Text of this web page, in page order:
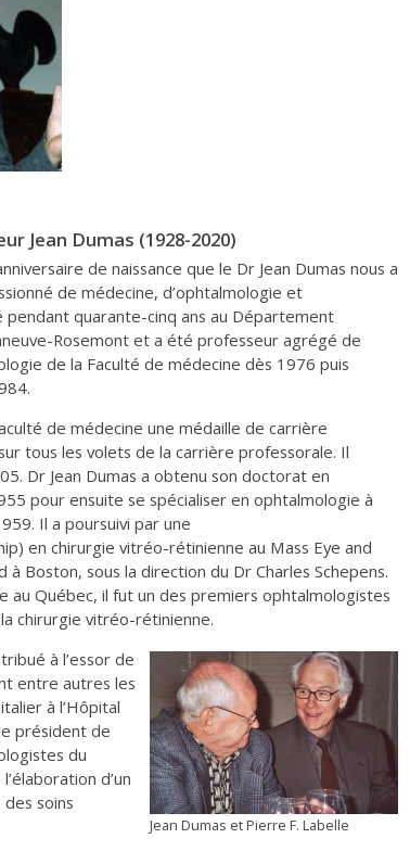
Jean Dumas (1928-2020)
de naissance que le Dr Jean Dumas nous a
de médecine, d’ophtalmologie et
quarante-cinq ans au Département
Rosemont et a été professeur agrégé de
de la Faculté de médecine dès 1976 puis
de médecine une médaille de carrière
tous les volets de la carrière professorale. Il
Dr Jean Dumas a obtenu son doctorat en
pour ensuite se spécialiser en ophtalmologie à
Il a poursuivi par une
en chirurgie vitréo-rétinienne au Mass Eye and
Boston, sous la direction du Dr Charles Schepens.
au Québec, il fut un des premiers ophtalmologistes
chirurgie vitréo-rétinienne.
Jean Dumas et Pierre F. Labelle
à l’essor de
entre autres les
à l’Hôpital
président de
du
d’un
soins